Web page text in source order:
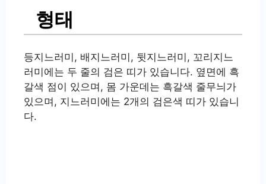
형태
등지느러미, 배지느러미, 뒷지느러미, 꼬리지느
러미에는 두 줄의 검은 띠가 있습니다. 옆면에 흑
갈색 점이 있으며, 몸 가운데는 흑갈색 줄무늬가
있으며, 지느러미에는 2개의 검은색 띠가 있습니
다.